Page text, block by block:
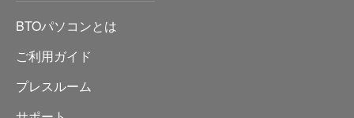
BTOパソコンとは
ご利用ガイド
プレスルーム